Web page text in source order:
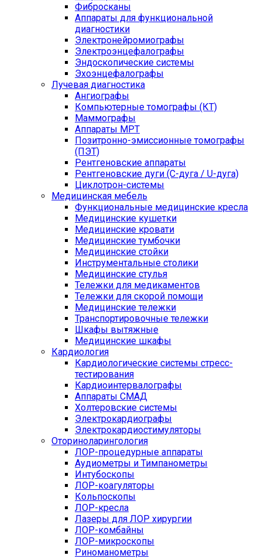
Фибросканы
Аппараты для функциональной
диагностики
Электронейромиографы
Электроэнцефалографы
Эндоскопические системы
Эхоэнцефалографы
Лучевая диагностика
Ангиографы
Компьютерные томографы (КТ)
Маммографы
Аппараты МРТ
Позитронно-эмиссионные томографы
(ПЭТ)
Рентгеновские аппараты
Рентгеновские дуги (С-дуга / U-дуга)
Циклотрон-системы
Медицинская мебель
Функциональные медицинские кресла
Медицинские кушетки
Медицинские кровати
Медицинские тумбочки
Медицинские стойки
Инструментальные столики
Медицинские стулья
Тележки для медикаментов
Тележки для скорой помощи
Медицинские тележки
Транспортировочные тележки
Шкафы вытяжные
Медицинские шкафы
Кардиология
Кардиологические системы стресс-
тестирования
Кардиоинтервалографы
Аппараты СМАД
Холтеровские системы
Электрокардиографы
Электрокардиостимуляторы
Оториноларингология
ЛОР-процедурные аппараты
Аудиометры и Тимпанометры
Интубоскопы
ЛОР-коагуляторы
Кольпоскопы
ЛОР-кресла
Лазеры для ЛОР хирургии
ЛОР-комбайны
ЛОР-микроскопы
Риноманометры